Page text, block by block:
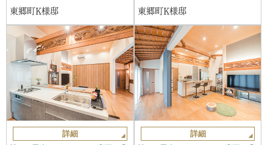
東郷町K様邸 東郷町K様邸
詳細 詳細